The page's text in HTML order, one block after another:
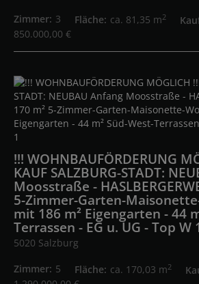
Zimmer 3 Fläche ca. 81,35 m2
850.000,00 €
!!! WOHNBAUFÖRDERUNG
KAUF SALZBURG-STADT:
Moosstraße -
5-Zimmer-Garten-
mit 186 m² Eigengarten - 44
Terrassen - EG u. UG - Top W
5020 Salzburg
Zimmer 5 Fläche ca. 170,03 m2